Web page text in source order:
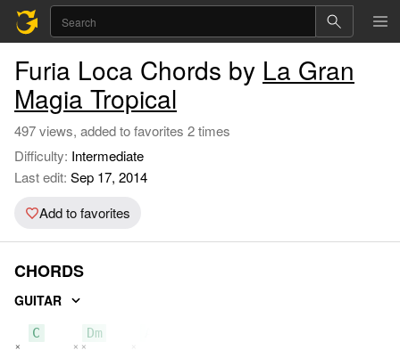
Furia Loca Chords by La Gran
Magia Tropical
497 views, added to favorites 2 times
Difficulty: Intermediate
Last edit: Sep 17, 2014
Add to favorites
CHORDS
GUITAR
C Dm